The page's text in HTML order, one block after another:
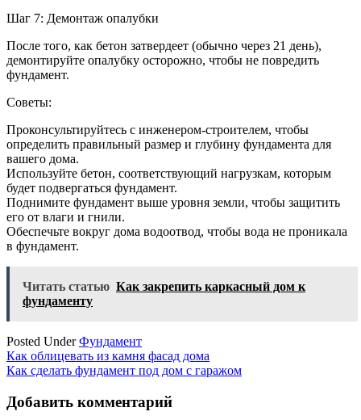
Шаг 7: Демонтаж опалубки
После того, как бетон затвердеет (обычно через 21 день),
демонтируйте опалубку осторожно, чтобы не повредить
фундамент.
Советы:
Проконсультируйтесь с инженером-строителем, чтобы
определить правильный размер и глубину фундамента для
вашего дома.
Используйте бетон, соответствующий нагрузкам, которым
будет подвергаться фундамент.
Поднимите фундамент выше уровня земли, чтобы защитить
его от влаги и гнили.
Обеспечьте вокруг дома водоотвод, чтобы вода не проникала
в фундамент.
Читать статью Как закрепить каркасный дом к
фундаменту
Posted UnderФундамент
Навигация
по
записям
Как облицевать из камня фасад дома
Как сделать фундамент под дом с гаражом
Добавить комментарий